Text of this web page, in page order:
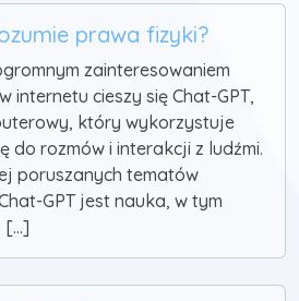
prawa fizyki?
zainteresowaniem
internetu cieszy się Chat-GPT,
który wykorzystuje
do rozmów i interakcji z ludźmi.
poruszanych tematów
GPT jest nauka, w tym